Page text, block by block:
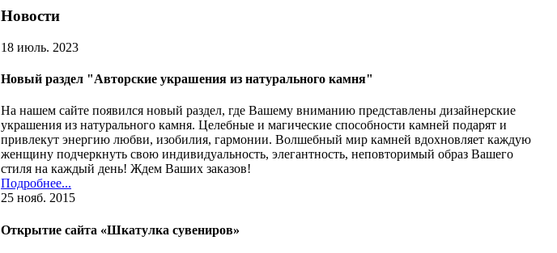
Новости
18 июль. 2023
Новый раздел "Авторские украшения из натурального камня"
На нашем сайте появился новый раздел, где Вашему вниманию представлены дизайнерские
украшения из натурального камня. Целебные и магические способности камней подарят и
привлекут энергию любви, изобилия, гармонии. Волшебный мир камней вдохновляет каждую
женщину подчеркнуть свою индивидуальность, элегантность, неповторимый образ Вашего
стиля на каждый день! Ждем Ваших заказов!
Подробнее...
25 нояб. 2015
Открытие сайта «Шкатулка сувениров»